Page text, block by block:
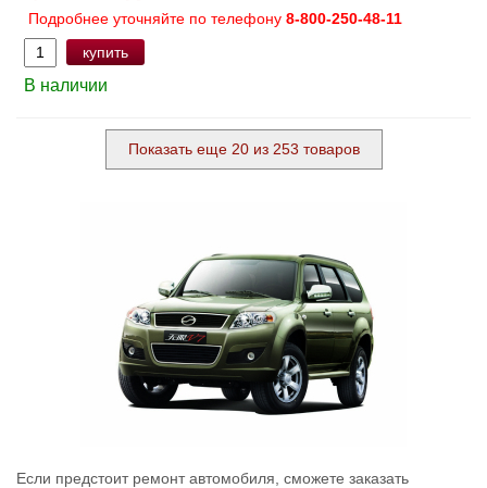
Подробнее уточняйте по телефону 8-800-250-48-11
купить
В наличии
Показать еще 20 из 253 товаров
Если предстоит ремонт автомобиля, сможете заказать